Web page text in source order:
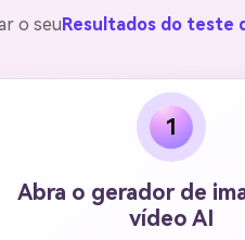
o seuResultados do teste
1
Abra o gerador de
vídeo AI